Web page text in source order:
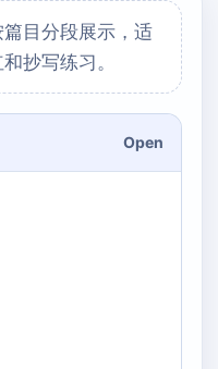
目分段展示，适
抄写练习。
Open